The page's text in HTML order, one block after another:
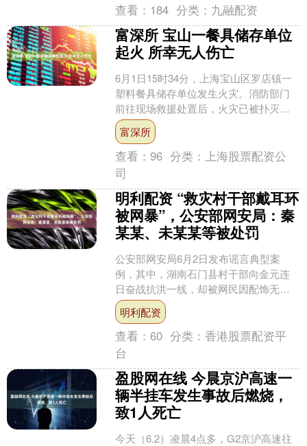
查看： 184 分类： 九融配资
富深所 宝山一餐具储存单位
起火 所幸无人伤亡
6月1日15时34分，上海宝山区罗店镇一
塑料餐具储存单位发生火灾。消防部门
前往现场救援处置后，火灾已被扑灭，
未造成人员伤亡。 火灾现场 网友供图 附
近居民介绍，....
富深所
查看：96 分类： 上海股票配资公
司
明利配资 “救灾村干部戴耳环
被网暴”，公安部网安局：秦
某某、未某某等被处罚
公安部网安局6月2日发布谣言典型案
例，其中，湖南石门县村干部向金元连
日奋战抗洪一线，却被网民因配饰无端
网暴。公安网安部门迅速行动，对秦某
某、未某某等人予以行政处....
明利配资
查看：60 分类： 香港股票配资平
台
盈股网在线 今晨京沪高速一
辆半挂车发生事故后燃烧，
致1人死亡
今天（6.2）凌晨4点多，G2京沪高速往